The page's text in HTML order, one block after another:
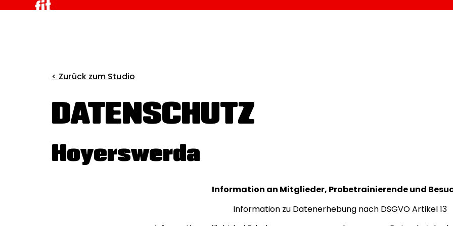
< Zurück zum Studio
DATENSCHUTZ
Hoyerswerda
Information an Mitglieder, Probetrainierende und
Information zu Datenerhebung nach DSGVO Artikel 13